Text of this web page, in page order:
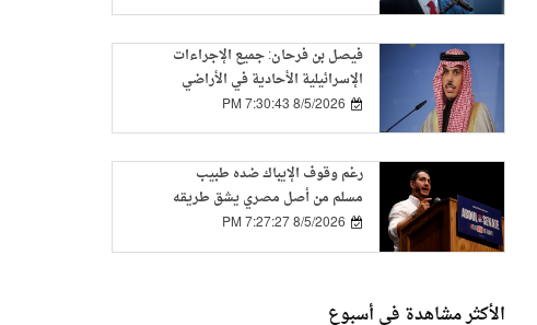
فيصل بن فرحان: جميع الإجراءات
الإسرائيلية الأحادية في الأراضي
الفلسطينية باطلة
8/5/2026 7:30:43 PM
رغم وقوف الإيباك ضده طبيب
مسلم من أصل مصري يشق طريقه
إلى مجلس الشيوخ الأمريكي
8/5/2026 7:27:27 PM
الأكثر مشاهدة في أسبوع